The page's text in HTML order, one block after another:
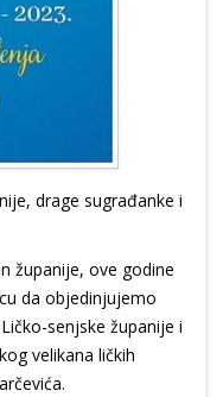
drage sugrađanke i
županije, ove godine
da objedinjujemo
senjske županije i
velikana ličkih